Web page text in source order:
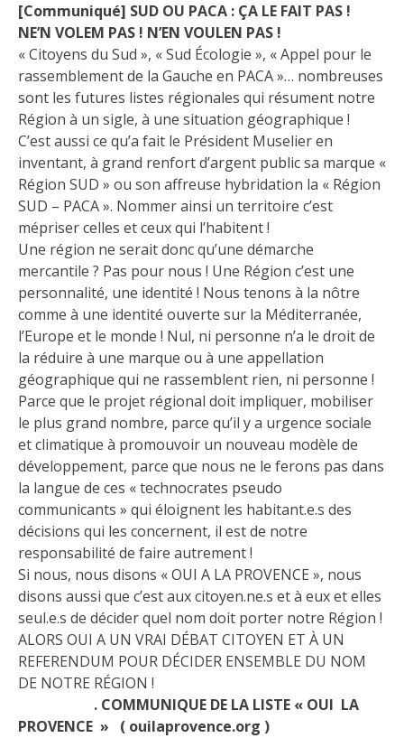
[Communiqué] SUD OU PACA : ÇA LE FAIT PAS !
NE’N VOLEM PAS ! N’EN VOULEN PAS !
« Citoyens du Sud », « Sud Écologie », « Appel pour le
rassemblement de la Gauche en PACA »… nombreuses
sont les futures listes régionales qui résument notre
Région à un sigle, à une situation géographique !
C’est aussi ce qu’a fait le Président Muselier en
inventant, à grand renfort d’argent public sa marque «
Région SUD » ou son affreuse hybridation la « Région
SUD – PACA ». Nommer ainsi un territoire c’est
mépriser celles et ceux qui l’habitent !
Une région ne serait donc qu’une démarche
mercantile ? Pas pour nous ! Une Région c’est une
personnalité, une identité ! Nous tenons à la nôtre
comme à une identité ouverte sur la Méditerranée,
l’Europe et le monde ! Nul, ni personne n’a le droit de
la réduire à une marque ou à une appellation
géographique qui ne rassemblent rien, ni personne !
Parce que le projet régional doit impliquer, mobiliser
le plus grand nombre, parce qu’il y a urgence sociale
et climatique à promouvoir un nouveau modèle de
développement, parce que nous ne le ferons pas dans
la langue de ces « technocrates pseudo
communicants » qui éloignent les habitant.e.s des
décisions qui les concernent, il est de notre
responsabilité de faire autrement !
Si nous, nous disons « OUI A LA PROVENCE », nous
disons aussi que c’est aux citoyen.ne.s et à eux et elles
seul.e.s de décider quel nom doit porter notre Région !
ALORS OUI A UN VRAI DÉBAT CITOYEN ET À UN
REFERENDUM POUR DÉCIDER ENSEMBLE DU NOM
DE NOTRE RÉGION !
. COMMUNIQUE DE LA LISTE « OUI LA
PROVENCE » ( ouilaprovence.org )